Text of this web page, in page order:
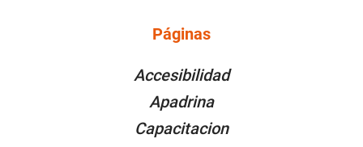
Páginas
Accesibilidad
Apadrina
Capacitacion